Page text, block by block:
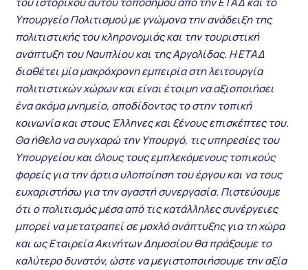
Υπουργείο Πολιτισμού με γνώμονα την ανάδειξη της
πολιτιστικής του κληρονομιάς και την τουριστική
ανάπτυξη του Ναυπλίου και της Αργολίδας. Η ΕΤΑΔ
διαθέτει μία μακρόχρονη εμπειρία στη λειτουργία
πολιτιστικών χώρων και είναι έτοιμη να αξιοποιήσει
ένα ακόμα μνημείο, αποδίδοντας το στην τοπική
κοινωνία και στους Έλληνες και ξένους επισκέπτες του.
Θα ήθελα να συγχαρώ την Υπουργό, τις υπηρεσίες του
Υπουργείου και όλους τους εμπλεκόμενους τοπικούς
φορείς για την άρτια υλοποίηση του έργου και να τους
ευχαριστήσω για την αγαστή συνεργασία. Πιστεύουμε
ότι ο πολιτισμός μέσα από τις κατάλληλες συνέργειες
μπορεί να μετατραπεί σε μοχλό ανάπτυξης για τη χώρα
και ως Εταιρεία Ακινήτων Δημοσίου θα πράξουμε το
καλύτερο δυνατόν, ώστε να μεγιστοποιήσουμε την αξία